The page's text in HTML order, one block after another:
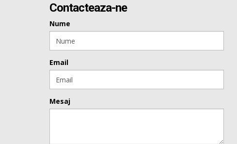
Contacteaza-ne
Nume
Email
Mesaj